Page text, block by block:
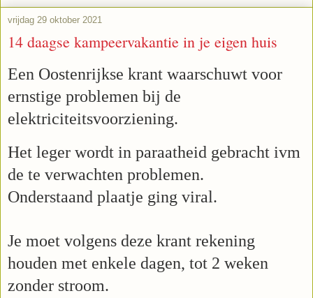
vrijdag 29 oktober 2021
14 daagse kampeervakantie in je eigen huis
Een Oostenrijkse krant waarschuwt voor
ernstige problemen bij de
elektriciteitsvoorziening.
Het leger wordt in paraatheid gebracht ivm
de te verwachten problemen.
Onderstaand plaatje ging viral.
Je moet volgens deze krant rekening
houden met enkele dagen, tot 2 weken
zonder stroom.